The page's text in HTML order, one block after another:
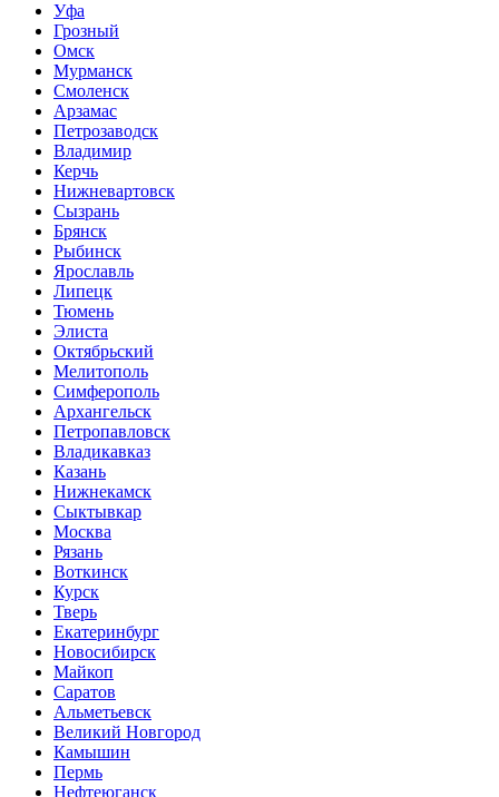
Уфа
Грозный
Омск
Мурманск
Смоленск
Арзамас
Петрозаводск
Владимир
Керчь
Нижневартовск
Сызрань
Брянск
Рыбинск
Ярославль
Липецк
Тюмень
Элиста
Октябрьский
Мелитополь
Симферополь
Архангельск
Петропавловск
Владикавказ
Казань
Нижнекамск
Сыктывкар
Москва
Рязань
Воткинск
Курск
Тверь
Екатеринбург
Новосибирск
Майкоп
Саратов
Альметьевск
Великий Новгород
Камышин
Пермь
Нефтеюганск